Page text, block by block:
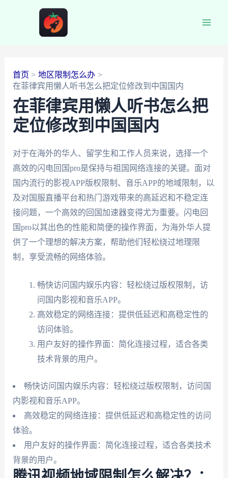
首页
地区限制怎么办
在菲律宾用懒人听书怎么把定位修改到中国国内
在菲律宾用懒人听书怎么把
定位修改到中国国内
对于在海外的华人、留学生和工作人员来说，选择一个
高效的闪电回国pro是保持与祖国网络连接的关键。面对
国内流行的影视APP版权限制、音乐APP的地域限制，以
及对国服直播平台和热门游戏带来的高延迟和不稳定连
接问题，一个高效的回国加速器变得尤为重要。闪电回
国pro以其出色的性能和简便的操作界面，为海外华人提
供了一个理想的解决方案，帮助他们轻松绕过地理限
制，享受流畅的网络体验。
畅快访问国内娱乐内容：轻松绕过版权限制，访
问国内影视和音乐APP。
高效稳定的网络连接：提供低延迟和高稳定性的
访问体验。
用户友好的操作界面：简化连接过程，适合各类
技术背景的用户。
畅快访问国内娱乐内容：轻松绕过版权限制，访问国
内影视和音乐APP。
高效稳定的网络连接：提供低延迟和高稳定性的访问
体验。
用户友好的操作界面：简化连接过程，适合各类技术
背景的用户。